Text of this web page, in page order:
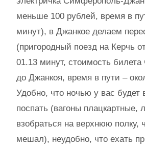
меньше 100 рублей, время в
минут), в Джанкое делаем
(пригородный поезд на Керчь
01.13 минут, стоимость
до Джанкоя, время в пути –
Удобно, что ночью у вас будет
поспать (вагоны плацкартные,
взобраться на верхнюю полку,
мешал), неудобно, что ехать